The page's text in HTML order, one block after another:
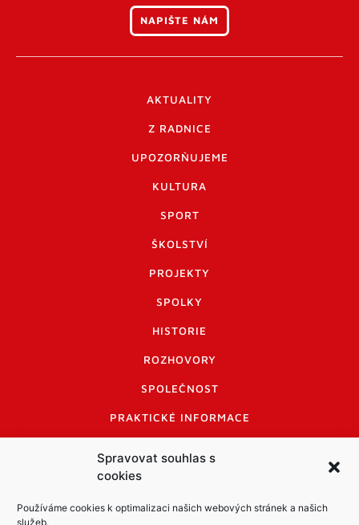
Spravovat souhlas s
cookies
Používáme cookies k optimalizaci našich webových stránek a našich
služeb.
NAPIŠTE NÁM
AKTUALITY
Z RADNICE
UPOZORŇUJEME
KULTURA
SPORT
ŠKOLSTVÍ
PROJEKTY
SPOLKY
HISTORIE
ROZHOVORY
SPOLEČNOST
PRAKTICKÉ INFORMACE
INFORMACE A KODEX DISKUTUJÍCÍCH
LOGO A LOGO MANUÁL